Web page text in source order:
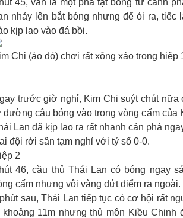
nhảy lên bắt bóng nhưng để ói ra, tiếc
kịp lao vào đá bồi.
Chi (áo đỏ) chơi rất xông xáo trong hiệp
trước giờ nghỉ, Kim Chi suýt chút nữa
đường câu bóng vào trong vòng cấm của
Lan đã kịp lao ra rất nhanh cản phá
đội rời sân tạm nghỉ với tỷ số 0-0.
2
46, cầu thủ Thái Lan có bóng ngay
cấm nhưng vội vàng dứt điểm ra ngoài.
sau, Thái Lan tiếp tục có cơ hội rất
khoảng 11m nhưng thủ môn Kiều Chinh